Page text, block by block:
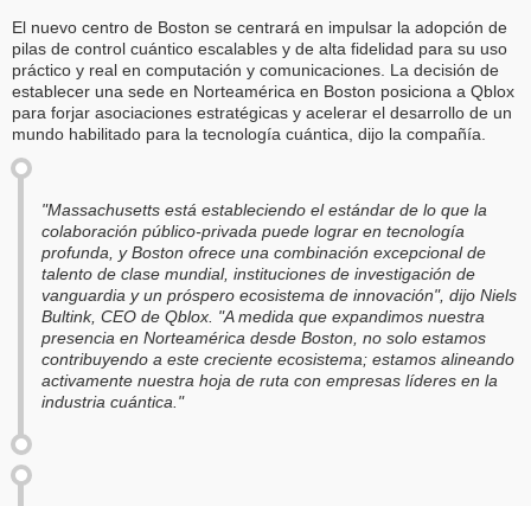
El nuevo centro de Boston se centrará en impulsar la adopción de
pilas de control cuántico escalables y de alta fidelidad para su uso
práctico y real en computación y comunicaciones. La decisión de
establecer una sede en Norteamérica en Boston posiciona a Qblox
para forjar asociaciones estratégicas y acelerar el desarrollo de un
mundo habilitado para la tecnología cuántica, dijo la compañía.
"Massachusetts está estableciendo el estándar de lo que la
colaboración público-privada puede lograr en tecnología
profunda, y Boston ofrece una combinación excepcional de
talento de clase mundial, instituciones de investigación de
vanguardia y un próspero ecosistema de innovación", dijo Niels
Bultink, CEO de Qblox. "A medida que expandimos nuestra
presencia en Norteamérica desde Boston, no solo estamos
contribuyendo a este creciente ecosistema; estamos alineando
activamente nuestra hoja de ruta con empresas líderes en la
industria cuántica."